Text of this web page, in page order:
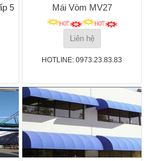
5 Mái Vòm MV27
Liên hệ
HOTLINE: 0973.23.83.83